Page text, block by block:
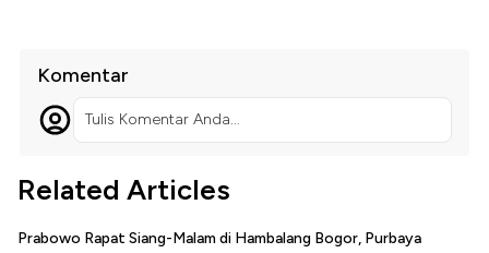
Komentar
Tulis Komentar Anda...
Related Articles
Prabowo Rapat Siang-Malam di Hambalang Bogor, Purbaya